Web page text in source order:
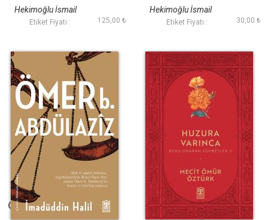
Hekimoğlu İsmail
Etiket Fiyatı : 125,00 ₺
Hekimoğlu İsmail
Etiket Fiyatı : 30,00 ₺
Ömer Bin Abdülaziz Huzura Varınca